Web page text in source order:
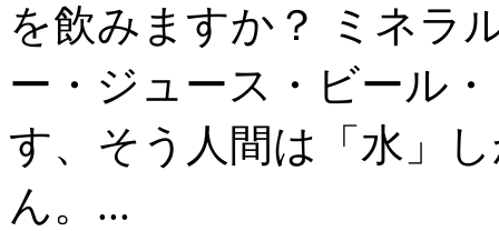
を飲みますか？ ミネラ
ー・ジュース・ビール
す、そう人間は「水」
ん。...